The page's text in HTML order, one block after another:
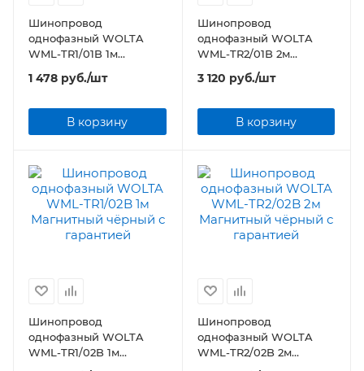
Шинопровод
однофазный WOLTA
WML-TR1/01B 1м
Магнитный чёрный
1 478 руб./шт
В корзину
Шинопровод
однофазный WOLTA
WML-TR2/01B 2м
Магнитный чёрный
3 120 руб./шт
В корзину
Шинопровод
однофазный WOLTA
WML-TR1/02B 1м
Магнитный чёрный
Шинопровод
однофазный WOLTA
WML-TR2/02B 2м
Магнитный чёрный